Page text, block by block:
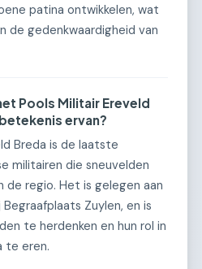
patina ontwikkelen, wat
de gedenkwaardigheid van
Pools Militair Ereveld
ervan?
Breda is de laatste
militairen die sneuvelden
regio. Het is gelegen aan
Zuylen, en is
te herdenken en hun rol in
te eren.